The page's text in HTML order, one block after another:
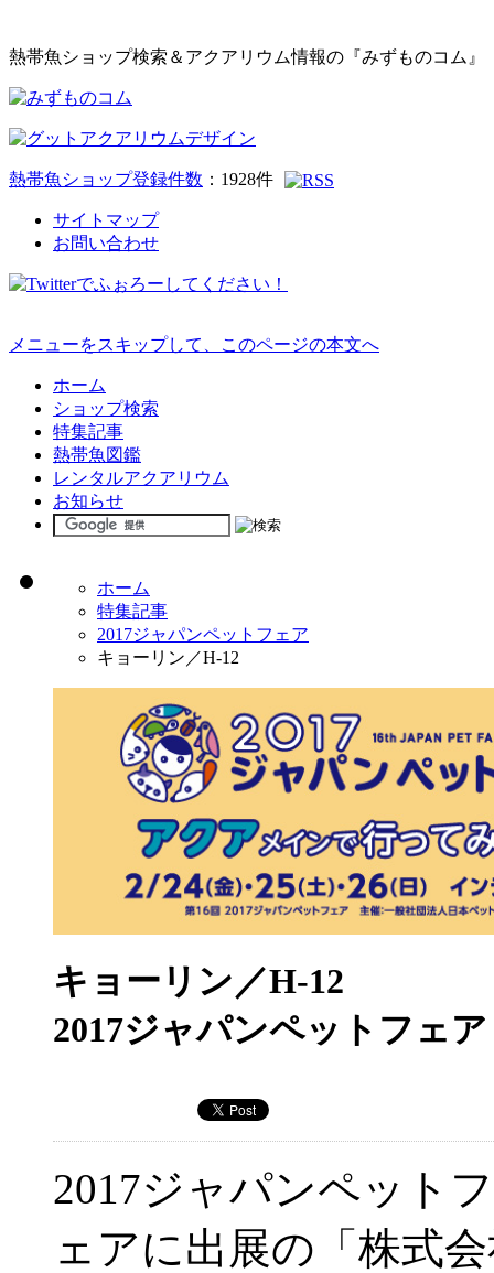
熱帯魚ショップ検索＆アクアリウム情報の『みずものコム』
熱帯魚ショップ登録件数 ： 1928件
サイトマップ
お問い合わせ
メニューをスキップして、このページの本文へ
ホーム
ショップ検索
特集記事
熱帯魚図鑑
レンタルアクアリウム
お知らせ
ホーム
特集記事
2017ジャパンペットフェア
キョーリン／H-12
キョーリン／H-12
2017ジャパンペットフェア
2017ジャパンペットフ
ェアに出展の「株式